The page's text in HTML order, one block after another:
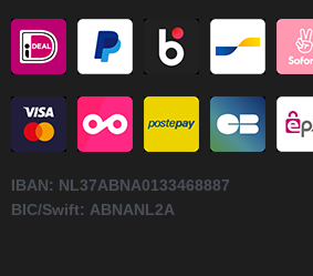
IBAN: NL37ABNA0133468887
BIC/Swift: ABNANL2A